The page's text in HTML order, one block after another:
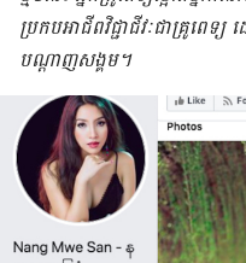
ប្រកប​អាជីព​វិជ្ជាជីវៈ​ជា​គ្រូ​ពេ
បណ្តាញ​សង្គម​។